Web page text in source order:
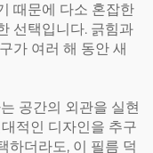
때문에 다소 혼잡한
선택입니다. 긁힘과
가 여러 해 동안 새
공간의 외관을 실현
적인 디자인을 추구
하더라도, 이 필름 덕